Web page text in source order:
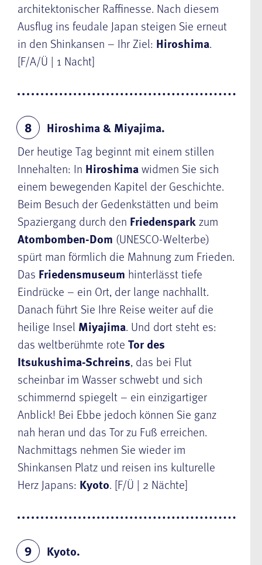
architektonischer Raffinesse. Nach diesem
Ausflug ins feudale Japan steigen Sie erneut
in den Shinkansen – Ihr Ziel: Hiroshima.
[F/A/Ü | 1 Nacht]
8
Hiroshima & Miyajima.
Der heutige Tag beginnt mit einem stillen
Innehalten: In Hiroshimawidmen Sie sich
einem bewegenden Kapitel der Geschichte.
Beim Besuch der Gedenkstätten und beim
Spaziergang durch den Friedensparkzum
Atombomben-Dom (UNESCO-Welterbe)
spürt man förmlich die Mahnung zum Frieden.
Das Friedensmuseum hinterlässt tiefe
Eindrücke – ein Ort, der lange nachhallt.
Danach führt Sie Ihre Reise weiter auf die
heilige Insel Miyajima. Und dort steht es:
das weltberühmte rote Tor des
Itsukushima-Schreins, das bei Flut
scheinbar im Wasser schwebt und sich
schimmernd spiegelt – ein einzigartiger
Anblick! Bei Ebbe jedoch können Sie ganz
nah heran und das Tor zu Fuß erreichen.
Nachmittags nehmen Sie wieder im
Shinkansen Platz und reisen ins kulturelle
Herz Japans: Kyoto. [F/Ü | 2 Nächte]
9
Kyoto.